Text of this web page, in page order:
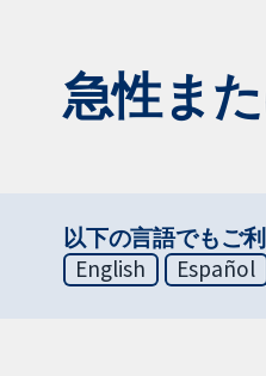
急性ま
以下の言語でもご
English
Español